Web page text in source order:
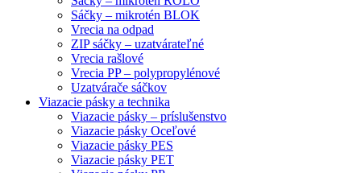
Sáčky – mikrotén BLOK
Vrecia na odpad
ZIP sáčky – uzatvárateľné
Vrecia rašlové
Vrecia PP – polypropylénové
Uzatvárače sáčkov
Viazacie pásky a technika
Viazacie pásky – príslušenstvo
Viazacie pásky Oceľové
Viazacie pásky PES
Viazacie pásky PET